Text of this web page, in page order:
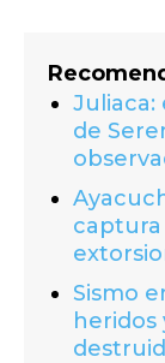
de
Sismo
heridos